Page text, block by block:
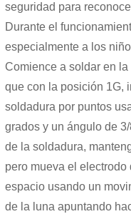
seguridad para
Durante el
especialmente a los
Comience a soldar en
que con la posición 1G,
soldadura por puntos
grados y un ángulo de
de la soldadura,
pero mueva el electrodo
espacio usando un
de la luna apuntando